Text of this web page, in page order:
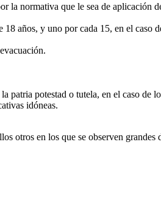
la normativa que le sea de aplicación
años, y uno por cada 15, en el caso
patria potestad o tutela, en el caso de
idóneas.
otros en los que se observen